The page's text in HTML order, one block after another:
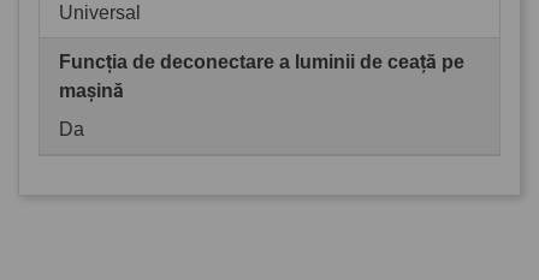
Universal
Funcția de deconectare a luminii de ceață pe
mașină
Da